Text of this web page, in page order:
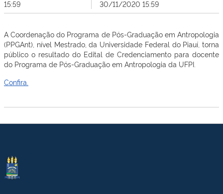
15:59
30/11/2020 15:59
A Coordenação do Programa de Pós-Graduação em Antropologia
(PPGAnt), nível Mestrado, da Universidade Federal do Piauí, torna
público o resultado do Edital de Credenciamento para docente
do Programa de Pós-Graduação em Antropologia da UFPI.
Confira.